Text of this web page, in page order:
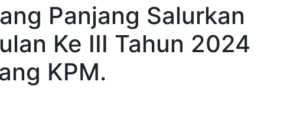
Panjang Salurkan
Ke III Tahun 2024
KPM.